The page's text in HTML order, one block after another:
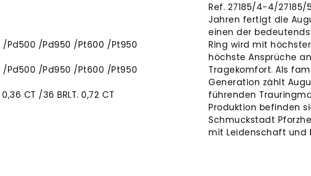
/Pd500 /Pd950 /Pt600 /Pt950
/Pd500 /Pd950 /Pt600 /Pt950
0,36 CT /36 BRLT. 0,72 CT
Ref. 27185/4-4/27185/
Jahren fertigt die
einen der
Ring wird mit
höchste Ansprüche
Tragekomfort. Als
Generation zählt
führenden
Produktion befinden
Schmuckstadt
mit Leidenschaft und